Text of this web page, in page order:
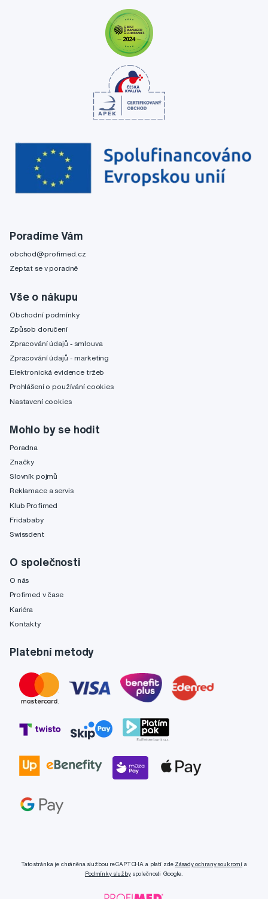
Poradíme Vám
obchod@profimed.cz
Zeptat se v poradně
Vše o nákupu
Obchodní podmínky
Způsob doručení
Zpracování údajů - smlouva
Zpracování údajů - marketing
Elektronická evidence tržeb
Prohlášení o používání cookies
Nastavení cookies
Mohlo by se hodit
Poradna
Značky
Slovník pojmů
Reklamace a servis
Klub Profimed
Fridababy
Swissdent
O společnosti
O nás
Profimed v čase
Kariéra
Kontakty
Platební metody
Tato stránka je chráněna službou reCAPTCHA a platí zde Zásady ochrany soukromí a
Podmínky službyspolečnosti Google.